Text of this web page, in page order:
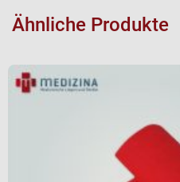
Ähnliche Produkte